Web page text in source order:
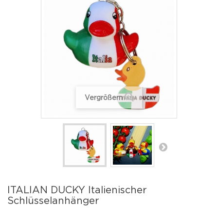
Vergrößern
ITALIAN DUCKY Italienischer
Schlüsselanhänger